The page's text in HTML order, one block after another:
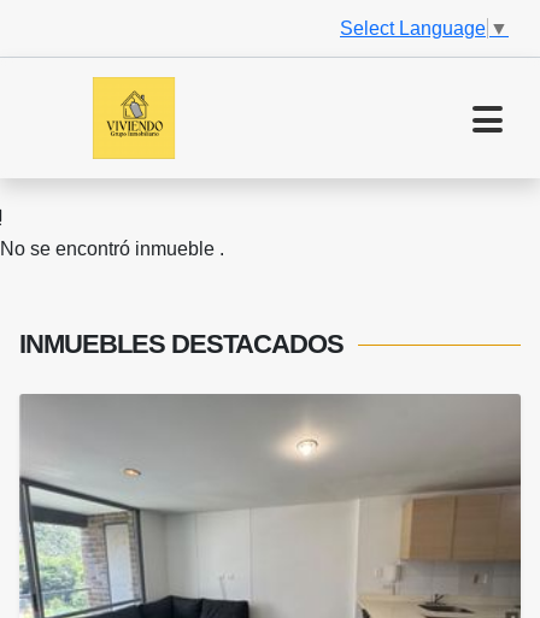
Select Language ▼
No se encontró inmueble .
INMUEBLES DESTACADOS